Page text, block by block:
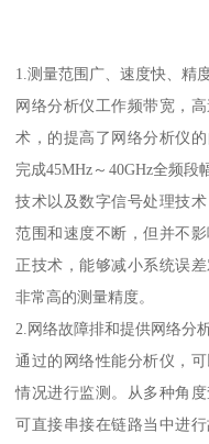
1.测量范围广、速度快、精
网络分析仪工作频带宽，
术，的提高了网络分析仪
完成45MHz～40GHz全频
技术以及数字信号处理技
范围和速度不断，但并不
正技术，能够减小系统误
非常高的测量精度。
2.网络故障排和提供网络分
通过的网络性能分析仪，
情况进行监测。从多种角
可直接串接在链路当中进